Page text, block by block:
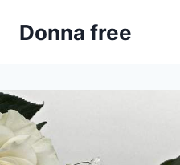
Donna free